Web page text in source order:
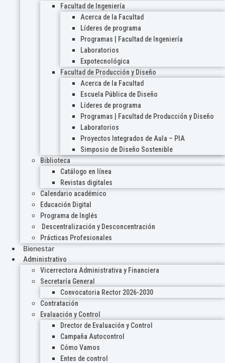
Facultad de Ingeniería
Acerca de la Facultad
Líderes de programa
Programas | Facultad de Ingeniería
Laboratorios
Expotecnológica
Facultad de Producción y Diseño
Acerca de la Facultad
Escuela Pública de Diseño
Líderes de programa
Programas | Facultad de Producción y Diseño
Laboratorios
Proyectos Integrados de Aula – PIA
Simposio de Diseño Sostenible
Biblioteca
Catálogo en línea
Revistas digitales
Calendario académico
Educación Digital
Programa de Inglés
Descentralización y Desconcentración
Prácticas Profesionales
Bienestar
Administrativo
Vicerrectora Administrativa y Financiera
Secretaría General
Convocatoria Rector 2026-2030
Contratación
Evaluación y Control
Drector de Evaluación y Control
Campaña Autocontrol
Cómo Vamos
Entes de control